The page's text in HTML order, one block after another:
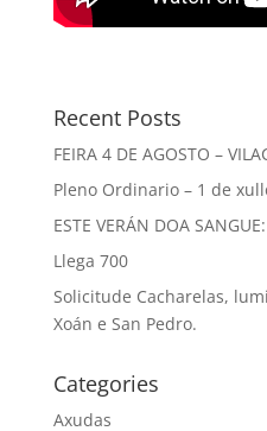
Recent Posts
FEIRA 4 DE AGOSTO –
Pleno Ordinario – 1 de
ESTE VERÁN DOA
Llega 700
Solicitude Cacharelas,
Xoán e San Pedro.
Categories
Axudas